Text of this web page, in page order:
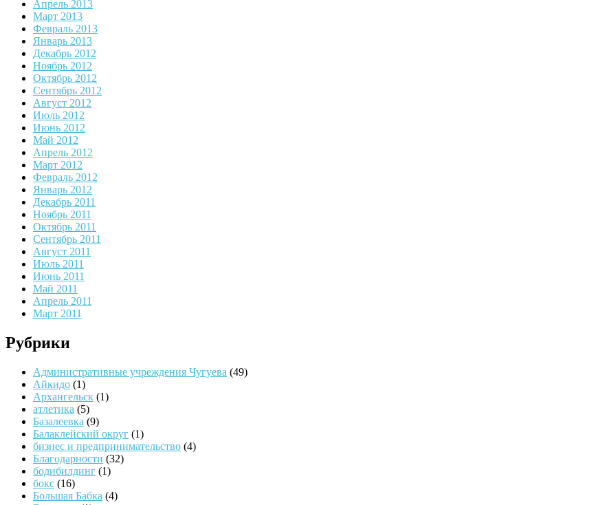
Апрель 2013
Март 2013
Февраль 2013
Январь 2013
Декабрь 2012
Ноябрь 2012
Октябрь 2012
Сентябрь 2012
Август 2012
Июль 2012
Июнь 2012
Май 2012
Апрель 2012
Март 2012
Февраль 2012
Январь 2012
Декабрь 2011
Ноябрь 2011
Октябрь 2011
Сентябрь 2011
Август 2011
Июль 2011
Июнь 2011
Май 2011
Апрель 2011
Март 2011
Рубрики
Административные учреждения Чугуева (49)
Айкидо (1)
Архангельск (1)
атлетика (5)
Базалеевка (9)
Балаклейский округ (1)
бизнес и предпринимательство (4)
Благодарности (32)
бодибилдинг (1)
бокс (16)
Большая Бабка (4)